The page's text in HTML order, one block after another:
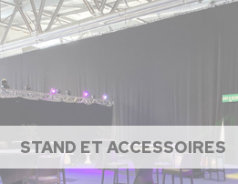
STAND ET ACCESSOIRES